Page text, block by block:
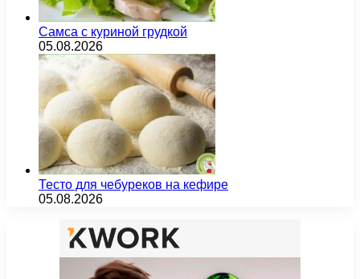
Самса с куриной грудкой
05.08.2026
Тесто для чебуреков на кефире
05.08.2026